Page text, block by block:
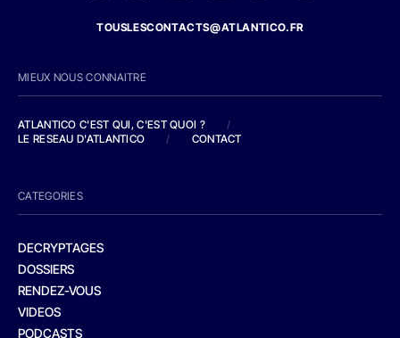
TOUSLESCONTACTS@ATLANTICO.FR
MIEUX NOUS CONNAITRE
ATLANTICO C'EST QUI, C'EST QUOI ?
/
LE RESEAU D'ATLANTICO
/ CONTACT
CATEGORIES
DECRYPTAGES
DOSSIERS
RENDEZ-VOUS
VIDEOS
PODCASTS